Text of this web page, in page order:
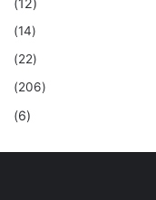
(14)
(22)
(206)
(6)